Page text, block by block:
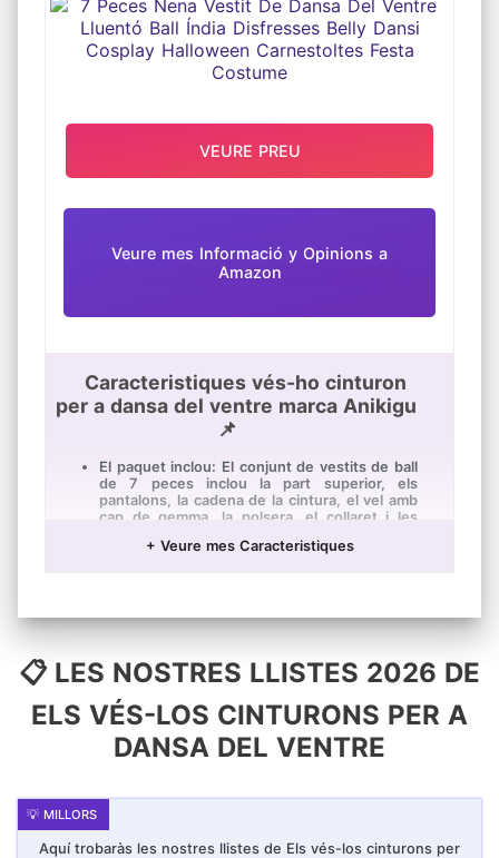
COSTUME
Veure mes Informació y Opinions a
Amazon
Caracteristiques vés-ho cinturon
per a dansa del ventre marca Anikigu
📌
El paquet inclou: El conjunt de vestits de ball
de 7 peces inclou la part superior, els
pantalons, la cadena de la cintura, el vel amb
cap de gemma, la polsera, el collaret i les
Gaudeix i sent el glamur---- Els vestits de
de portar. Absolutament perfecte i còmode
Gran regal ---- Preciós i imprescindible per a
qualsevol ballarina. Aquests vestits de ball
serien un gran regal perquè les teves noies
siguin una princesa exòtica en un festival o
festa.
Sol·licitud---- Vestits de dansa del ventre per
d'Halloween o disfresses o simplement
divertir-se amb disfresses.
VEURE PREU
+ Veure mes Caracteristiques
📋 LES NOSTRES LLISTES 2026 DE
ELS VÉS-LOS CINTURONS PER A
DANSA DEL VENTRE
Aquí trobaràs les nostres llistes de Els vés-los cinturons per